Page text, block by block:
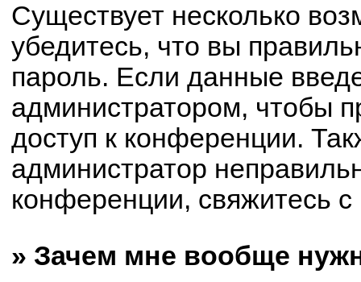
Существует несколько
убедитесь, что вы
пароль. Если данные
администратором, чтобы
доступ к конференции.
администратор
конференции, свяжитесь
» Зачем мне вообще